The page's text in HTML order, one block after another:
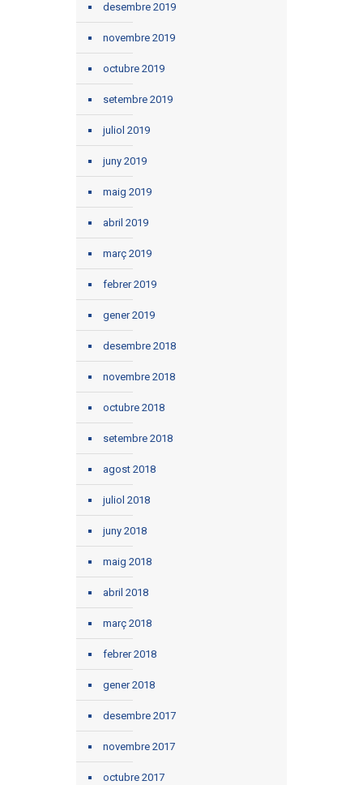
desembre 2019
novembre 2019
octubre 2019
setembre 2019
juliol 2019
juny 2019
maig 2019
abril 2019
març 2019
febrer 2019
gener 2019
desembre 2018
novembre 2018
octubre 2018
setembre 2018
agost 2018
juliol 2018
juny 2018
maig 2018
abril 2018
març 2018
febrer 2018
gener 2018
desembre 2017
novembre 2017
octubre 2017